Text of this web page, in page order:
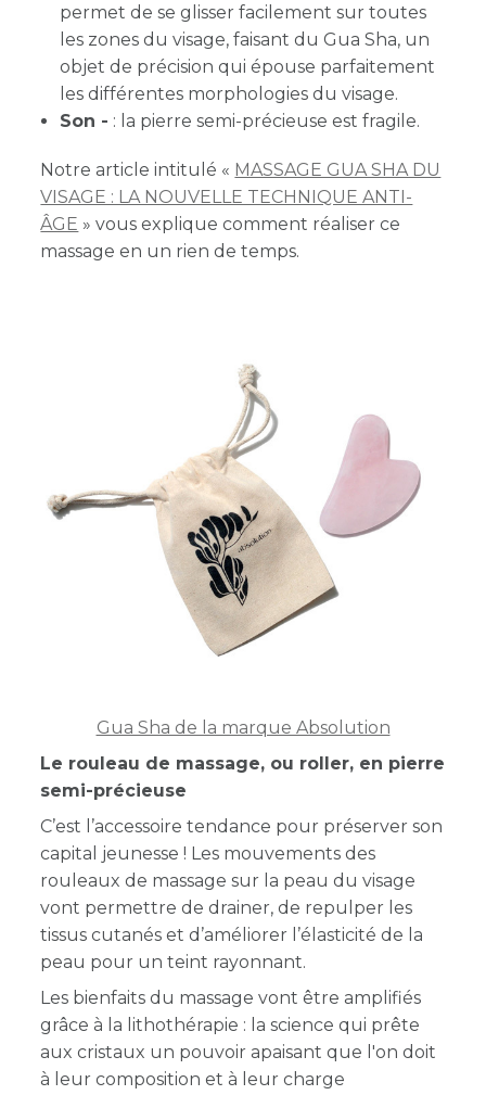
permet de se glisser facilement sur toutes
les zones du visage, faisant du Gua Sha, un
objet de précision qui épouse parfaitement
les différentes morphologies du visage.
Son - : la pierre semi-précieuse est fragile.
Notre article intitulé « MASSAGE GUA SHA DU
VISAGE : LA NOUVELLE TECHNIQUE ANTI-
GE » vous explique comment réaliser ce
massage en un rien de temps.
Gua Sha de la marque Absolution
Le rouleau de massage, ou roller, en pierre
semi-précieuse
C’est l’accessoire tendance pour préserver son
capital jeunesse ! Les mouvements des
rouleaux de massage sur la peau du visage
vont permettre de drainer, de repulper les
tissus cutanés et d’améliorer l’élasticité de la
peau pour un teint rayonnant.
Les bienfaits du massage vont être amplifiés
grâce à la lithothérapie : la science qui prête
aux cristaux un pouvoir apaisant que l'on doit
à leur composition et à leur charge